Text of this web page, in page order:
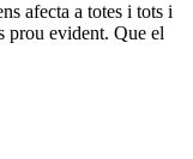
afecta a totes i tots i
prou evident. Que el